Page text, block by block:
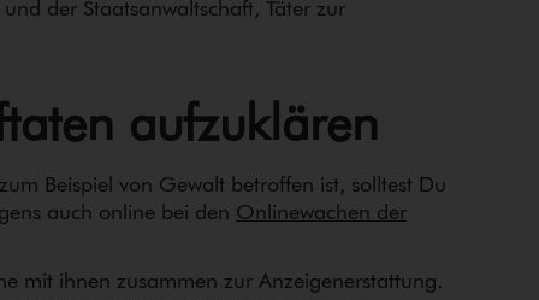
der Staats­an­walt­schaft, Täter zur
aufzuklären
Beispiel von Gewalt betroffen ist, solltest Du
auch online bei den Onlinewachen der
mit ihnen zusammen zur An­zei­ge­n­er­stat­tung.